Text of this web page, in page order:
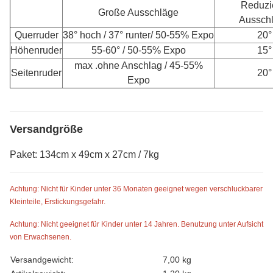
Große Ausschläge
Querruder 38° hoch / 37° runter/ 50-55% Expo
20°
Höhenruder
55-60° / 50-55% Expo 15°
Seitenruder
max .ohne Anschlag / 45-55%
Expo
20°
Versandgröße
Paket: 134cm x 49cm x 27cm / 7kg
Achtung: Nicht für Kinder unter 36 Monaten geeignet wegen verschluckbarer
Kleinteile, Erstickungsgefahr.
Achtung: Nicht geeignet für Kinder unter 14 Jahren. Benutzung unter Aufsicht
von Erwachsenen.
Produkteigenschaft
Wert
Versandgewicht:
7,00 kg